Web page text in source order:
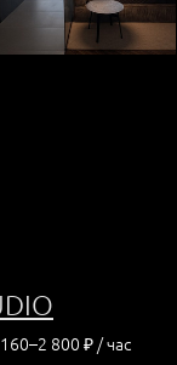
800 ₽ / час